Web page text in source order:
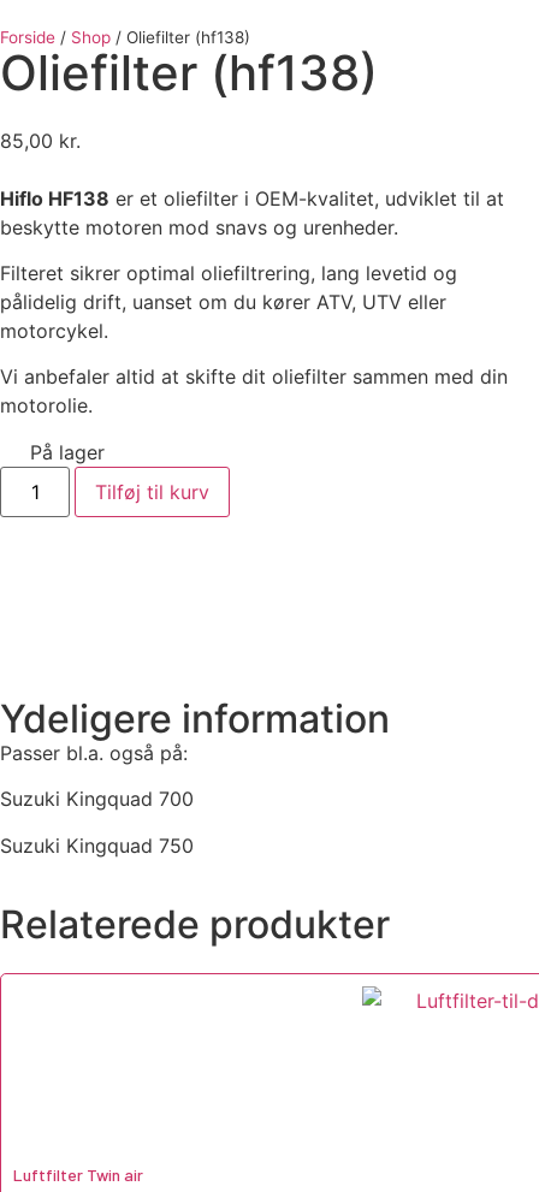
Forside / Shop / Oliefilter (hf138)
Oliefilter (hf138)
85,00 kr.
Hiflo HF138 er et oliefilter i OEM-kvalitet, udviklet til at
beskytte motoren mod snavs og urenheder.
Filteret sikrer optimal oliefiltrering, lang levetid og
pålidelig drift, uanset om du kører ATV, UTV eller
motorcykel.
Vi anbefaler altid at skifte dit oliefilter sammen med din
motorolie.
På lager
Tilføj til kurv
Ydeligere information
Passer bl.a. også på:
Suzuki Kingquad 700
Suzuki Kingquad 750
Relaterede produkter
Luftfilter Twin air